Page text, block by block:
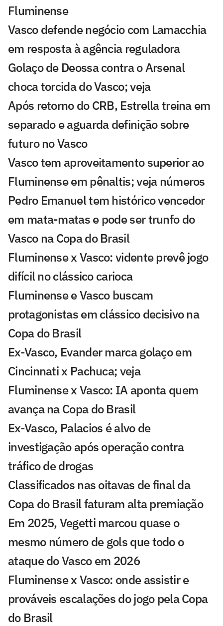
Fluminense
Vasco defende negócio com Lamacchia
em resposta à agência reguladora
Golaço de Deossa contra o Arsenal
choca torcida do Vasco; veja
Após retorno do CRB, Estrella treina em
separado e aguarda definição sobre
futuro no Vasco
Vasco tem aproveitamento superior ao
Fluminense em pênaltis; veja números
Pedro Emanuel tem histórico vencedor
em mata-matas e pode ser trunfo do
Vasco na Copa do Brasil
Fluminense x Vasco: vidente prevê jogo
difícil no clássico carioca
Fluminense e Vasco buscam
protagonistas em clássico decisivo na
Copa do Brasil
Ex-Vasco, Evander marca golaço em
Cincinnati x Pachuca; veja
Fluminense x Vasco: IA aponta quem
avança na Copa do Brasil
Ex-Vasco, Palacios é alvo de
investigação após operação contra
tráfico de drogas
Classificados nas oitavas de final da
Copa do Brasil faturam alta premiação
Em 2025, Vegetti marcou quase o
mesmo número de gols que todo o
ataque do Vasco em 2026
Fluminense x Vasco: onde assistir e
prováveis escalações do jogo pela Copa
do Brasil